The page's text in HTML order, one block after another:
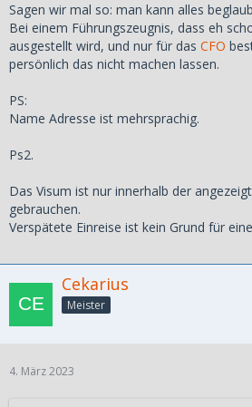
Sagen wir mal so: man kann alles
Bei einem Führungszeugnis, dass eh
ausgestellt wird, und nur für das CFO
persönlich das nicht machen lassen.
PS:
Name Adresse ist mehrsprachig.
Ps2.
Das Visum ist nur innerhalb der
gebrauchen.
Verspätete Einreise ist kein Grund für
Cekarius
Meister
4. März 2023